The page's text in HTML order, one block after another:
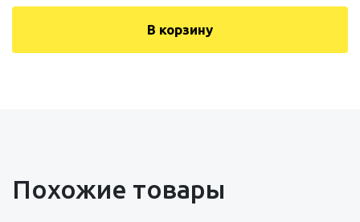
В корзину
Похожие товары